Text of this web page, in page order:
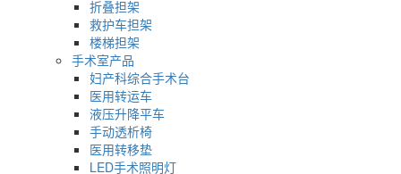
折叠担架
救护车担架
楼梯担架
手术室产品
妇产科综合手术台
医用转运车
液压升降平车
手动透析椅
医用转移垫
LED手术照明灯